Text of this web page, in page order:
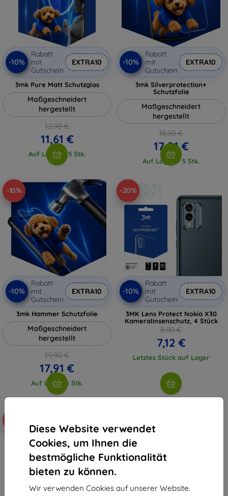
Diese Website verwendet
Cookies, um Ihnen die
bestmögliche Funktionalität
bieten zu können.
Wir verwenden Cookies auf unserer Website.
-10%
Rabatt
mit
Gutschein
EXTRA10
3mk Pure Matt Schutzglas
Maßgeschneidert
hergestellt
12,90 €
11,61 €
Auf Lager > 5 Stk.
-10%
Rabatt
mit
Gutschein
EXTRA10
3mk Silverprotection+
Schutzfolie
Maßgeschneidert
hergestellt
18,90 €
17,01 €
Auf Lager > 5 Stk.
-10%
-10%
Rabatt
mit
Gutschein
EXTRA10
3mk Hammer Schutzfolie
Maßgeschneidert
hergestellt
19,90 €
17,91 €
Auf Lager 4 Stk.
-20%
-10%
Rabatt
mit
Gutschein
EXTRA10
3MK Lens Protect Nokia X30
Kameralinsenschutz, 4 Stück
8,90 €
7,12 €
Letztes Stück auf Lager